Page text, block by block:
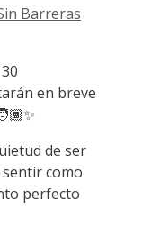
Barreras
en breve
de ser
como
perfecto